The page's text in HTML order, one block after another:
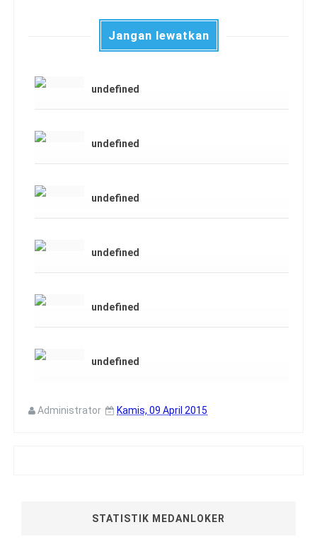
Jangan lewatkan
undefined
undefined
undefined
undefined
undefined
undefined
Administrator Kamis, 09 April 2015
STATISTIK MEDANLOKER